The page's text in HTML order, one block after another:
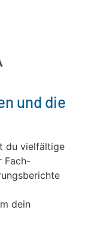
und die
du vielfältige
Fach-
dein